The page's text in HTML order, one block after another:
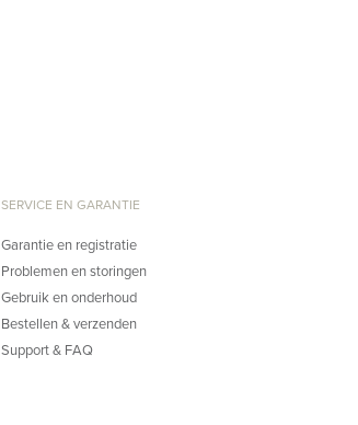
SERVICE EN GARANTIE
Garantie en registratie
Problemen en storingen
Gebruik en onderhoud
Bestellen & verzenden
Support & FAQ